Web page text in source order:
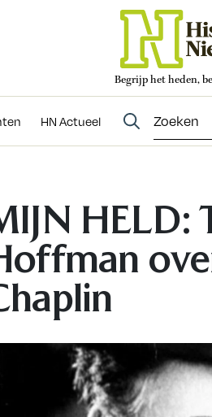
Begrijp het heden,
HN Actueel
Evenementen
HELD: